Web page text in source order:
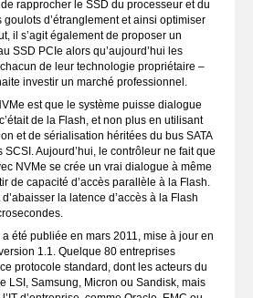
rapprocher le SSD du processeur et du
goulots d’étranglement et ainsi optimiser
il s’agit également de proposer un
SSD PCIe alors qu’aujourd’hui les
de leur technologie propriétaire –
investir un marché professionnel.
est que le système puisse dialogue
de la Flash, et non plus en utilisant
et de sérialisation héritées du bus SATA
Aujourd’hui, le contrôleur ne fait que
NVMe se crée un vrai dialogue à même
de capacité d’accès parallèle à la Flash.
la latence d’accès à la Flash
été publiée en mars 2011, mise à jour en
1.1. Quelque 80 entreprises
protocole standard, dont les acteurs du
LSI, Samsung, Micron ou Sandisk, mais